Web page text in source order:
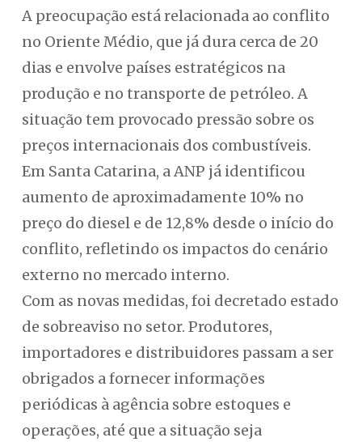
A preocupação está relacionada ao conflito
no Oriente Médio, que já dura cerca de 20
dias e envolve países estratégicos na
produção e no transporte de petróleo. A
situação tem provocado pressão sobre os
preços internacionais dos combustíveis.
Em Santa Catarina, a ANP já identificou
aumento de aproximadamente 10% no
preço do diesel e de 12,8% desde o início do
conflito, refletindo os impactos do cenário
externo no mercado interno.
Com as novas medidas, foi decretado estado
de sobreaviso no setor. Produtores,
importadores e distribuidores passam a ser
obrigados a fornecer informações
periódicas à agência sobre estoques e
operações, até que a situação seja